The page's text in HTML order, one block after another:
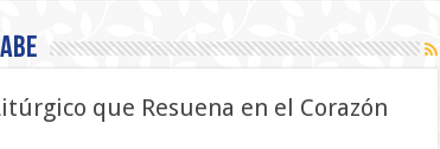
que Resuena en el Corazón